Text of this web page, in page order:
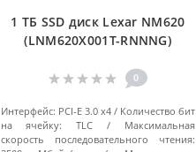
1 ТБ SSD диск Lexar NM620
(LNM620X001T-RNNNG)
0
Интерфейс: PCI-E 3.0 x4
Количество бит
на ячейку:
TLC
Максимальная
скорость последовательного чтения: